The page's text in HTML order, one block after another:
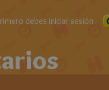
debes iniciar sesión